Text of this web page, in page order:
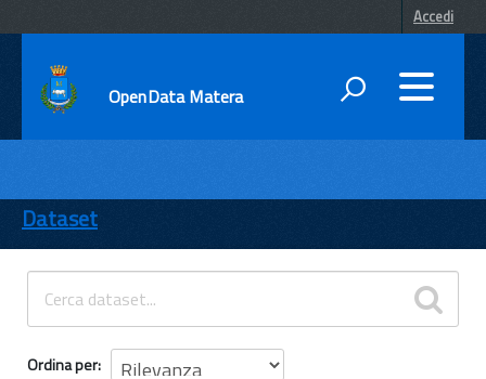
Accedi
OpenData Matera
ENTI
TEMI
INFORMAZIONI
Dataset
Ordina per